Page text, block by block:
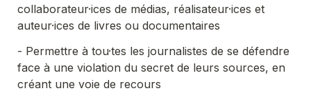
collaborateur·ices de médias, réalisateur·ices et
- Permettre à tou·tes les journalistes de se défendre
face à une violation du secret de leurs sources, en